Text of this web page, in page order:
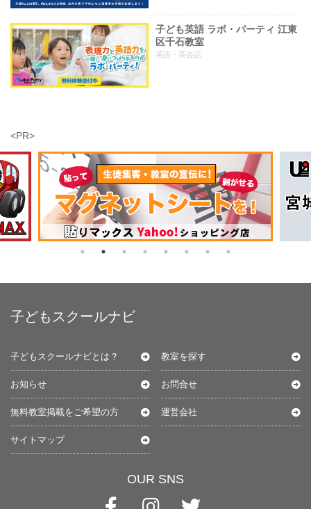
子ども英語 ラボ・パーティ 江東
区千石教室
英語・英会話
<PR>
子どもスクールナビ
子どもスクールナビとは？ 教室を探す
お知らせ お問合せ
無料教室掲載をご希望の方 運営会社
サイトマップ
OUR SNS